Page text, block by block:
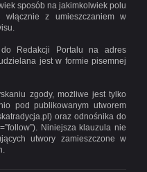
sposób na jakimkolwiek polu
z umieszczaniem w
Redakcji Portalu na adres
jest w formie pisemnej
zgody, możliwe jest tylko
pod publikowanym utworem
oraz odnośnika do
Niniejsza klauzula nie
utwory zamieszczone w